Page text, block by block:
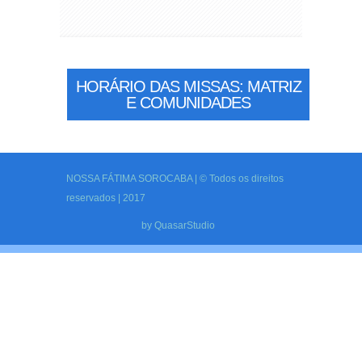
HORÁRIO DAS MISSAS: MATRIZ
E COMUNIDADES
NOSSA FÁTIMA SOROCABA | © Todos os direitos
reservados | 2017
by QuasarStudio